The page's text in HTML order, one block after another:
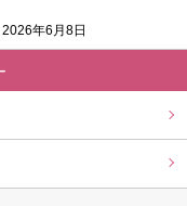
2026年6月8日